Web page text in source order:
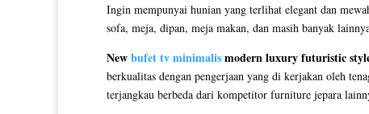
Ingin mempunyai hunian yang terlihat elegant dan
sofa, meja, dipan, meja makan, dan masih banyak
Newbufet tv minimalismodern luxury futuristic
berkualitas dengan pengerjaan yang di kerjakan oleh
terjangkau berbeda dari kompetitor furniture jepara